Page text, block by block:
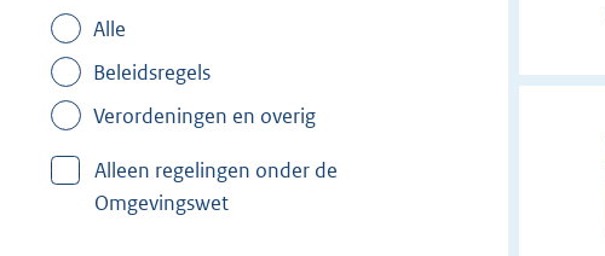
Alle
Beleidsregels
Verordeningen en overig
Alleen regelingen onder de
Omgevingswet